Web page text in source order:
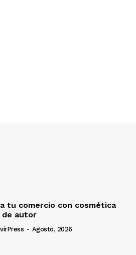
tu comercio con cosmética
autor
- Agosto, 2026